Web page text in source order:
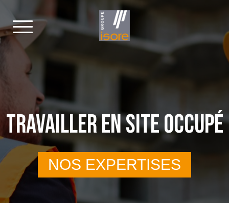
TRAVAILLER EN SITE OCCUPÉ
NOS EXPERTISES